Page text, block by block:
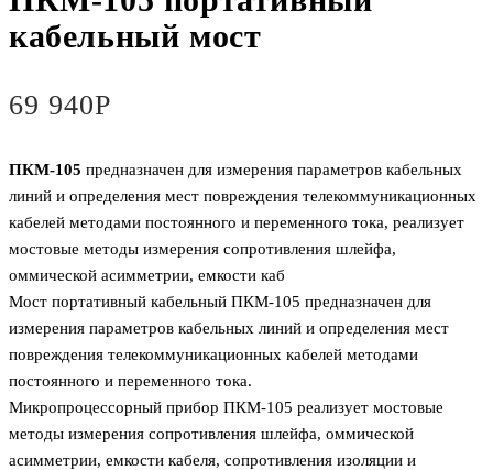
кабельный мост
69 940Р
ПКМ-105 предназначен для измерения параметров кабельных
линий и определения мест повреждения телекоммуникационных
кабелей методами постоянного и переменного тока, реализует
мостовые методы измерения сопротивления шлейфа,
оммической асимметрии, емкости каб
Мост портативный кабельный ПКМ-105 предназначен для
измерения параметров кабельных линий и определения мест
повреждения телекоммуникационных кабелей методами
постоянного и переменного тока.
Микропроцессорный прибор ПКМ-105 реализует мостовые
методы измерения сопротивления шлейфа, оммической
асимметрии, емкости кабеля, сопротивления изоляции и